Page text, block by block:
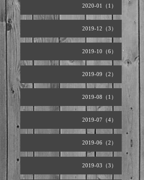
2020-01（1）
2019-12（3）
2019-10（6）
2019-09（2）
2019-08（1）
2019-07（4）
2019-06（2）
2019-03（3）